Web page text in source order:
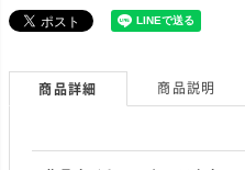
商品詳細 商品説明